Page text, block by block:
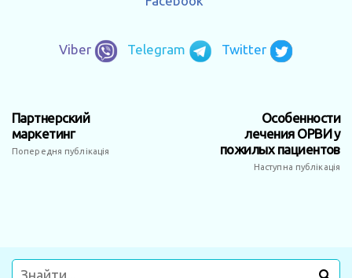
Viber Telegram Twitter
Партнерский
маркетинг
Попередня публікація
Особенности
лечения ОРВИ у
пожилых пациентов
Наступна публікація